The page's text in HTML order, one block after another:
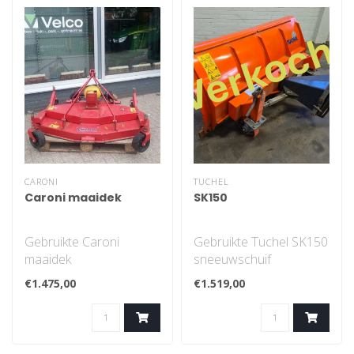
CARONI
Caroni maaidek
Gebruikte Caroni
maaidek
Werkbreedte 120 cm
Voor meer informatie
€1.475,00
TUCHEL
SK150
Gebruikte Tuchel SK150
sneeuwschuif
- Zeer weinig gebruikt
- 150 cm werkbree..
€1.519,00